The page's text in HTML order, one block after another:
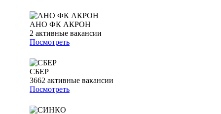
АНО ФК АКРОН
2 активные вакансии
Посмотреть
СБЕР
3662 активные вакансии
Посмотреть